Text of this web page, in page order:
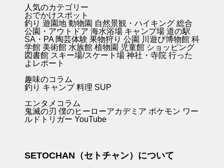
人気のカテゴリー
おでかけスポット
釣り 遊園地 動物園 自然景観・ハイキング 総合
公園・アウトドア 海水浴場 キャンプ場 道の駅
SA・PA 陶芸体験 果物狩り 公園 川遊び博物館 科
学館 美術館 水族館 植物園 児童館 ショッピング
図書館 スキー場/スケート場 神社・寺院 行った
よレポート
趣味のコラム
釣り キャンプ料理 SUP
エンタメコラム
鬼滅の刃 僕のヒーローアカデミア ポケモン ワー
ルドトリガー YouTube
SETOCHAN（セトチャン）について